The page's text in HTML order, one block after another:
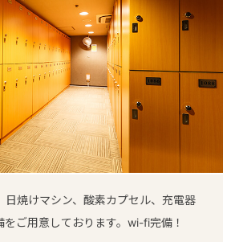
日焼けマシン、酸素カプセル、充電器
をご用意しております。wi-fi完備！